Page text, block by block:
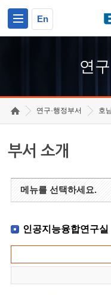
En
연
연구·행정부서 호
부서 소개
메뉴를 선택하세요.
인공지능융합연구실